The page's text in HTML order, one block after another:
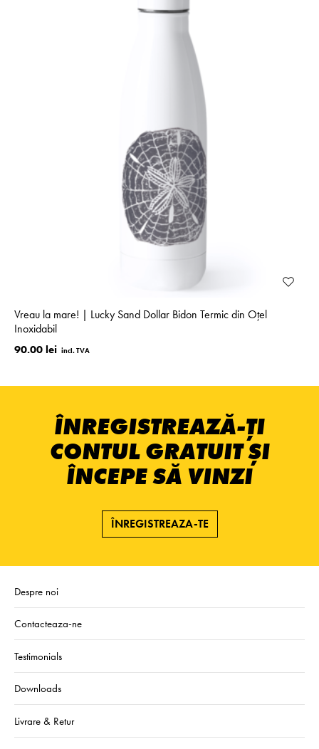
Vreau la mare! | Lucky Sand Dollar Bidon Termic din Oțel
Inoxidabil
90.00 lei
ÎNREGISTREAZĂ-ȚI
CONTUL GRATUIT ȘI
ÎNCEPE SĂ VINZI
ÎNREGISTREAZA-TE
Despre noi
Contacteaza-ne
Testimonials
Downloads
Livrare & Retur